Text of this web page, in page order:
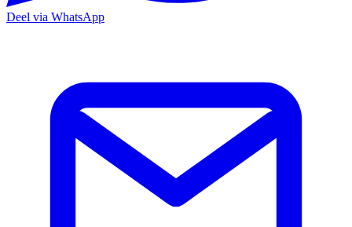
Deel via WhatsApp